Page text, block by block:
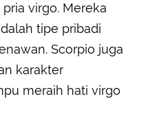
virgo. Mereka
tipe pribadi
Scorpio juga
karakter
meraih hati virgo